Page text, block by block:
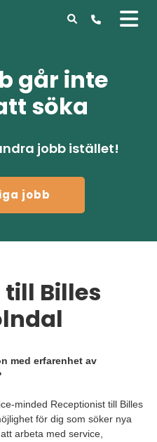
går inte
söka
jobb istället!
jobb
Billes
med erfarenhet av
minded Receptionist till Billes
för dig som söker nya
arbeta med service,